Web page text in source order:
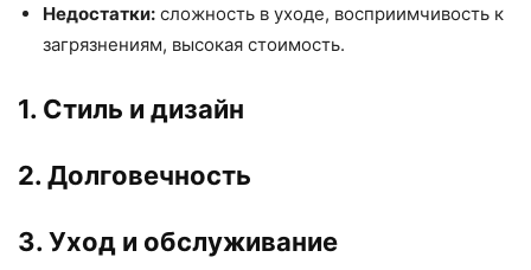
Недостатки: сложность в уходе, восприимчивость к
загрязнениям, высокая стоимость.
1. Стиль и дизайн
2. Долговечность
3. Уход и обслуживание